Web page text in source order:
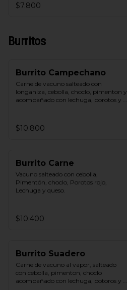
$7.800
Burritos
Burrito Campechano
Carne de vacuno salteado con
longaniza, cebolla, choclo, pimenton y
acompañado con lechuga, porotos y
$10.800
Burrito Carne
Vacuno salteado con cebolla,
Pimentón, choclo, Porotos rojo,
Lechuga y queso.
$10.400
Burrito Suadero
Carne de vacuno al vapor, salteado
con cebolla, pimenton, choclo
acompañado con lechuga, potoros y